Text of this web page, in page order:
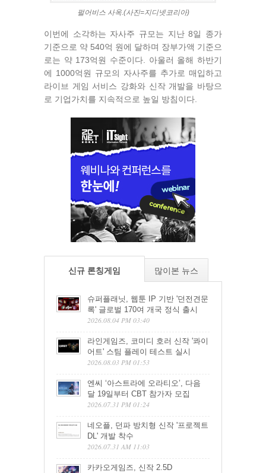
펄어비스 사옥.(사진=지디넷코리아)
이번에 소각하는 자사주 규모는 지난 8일 종가
기준으로 약 540억 원에 달하며 장부가액 기준으
로는 약 173억원 수준이다. 아울러 올해 하반기
에 1000억원 규모의 자사주를 추가로 매입하고
라이브 게임 서비스 강화와 신작 개발을 바탕으
로 기업가치를 지속적으로 높일 방침이다.
신규 론칭게임 많이본 뉴스
슈퍼플래닛, 웹툰 IP 기반 '던전견문
록' 글로벌 170여 개국 정식 출시
2026.08.04 PM 03:40
라인게임즈, 코미디 호러 신작 '콰이
어트' 스팀 플레이 테스트 실시
2026.08.03 PM 01:53
엔씨 ‘아스트라에 오라티오’, 다음
달 19일부터 CBT 참가자 모집
2026.07.31 PM 01:24
네오플, 던파 방치형 신작 '프로젝트
DL' 개발 착수
2026.07.31 AM 11:03
카카오게임즈, 신작 2.5D